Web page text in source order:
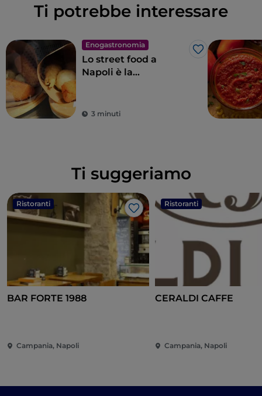
Ti potrebbe interessare
Enogastronomia
Like
Lo street food a
Napoli è la
palato
3 minuti
Ti suggeriamo
Ristoranti
Like
BAR FORTE 1988
Campania, Napoli
Ristoranti
CERALDI CAFFE
Campania, Napoli